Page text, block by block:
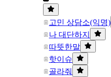
고민 상담소(익명)
나 대단하지
따뜻한말
핫이슈
골라줘